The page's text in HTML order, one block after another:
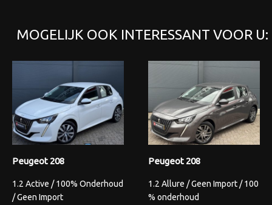
MOGELIJK OOK INTERESSANT VOOR U:
Peugeot 208
1.2 Active / 100% Onderhoud
/ Geen Import
Peugeot 208
1.2 Allure / Geen Import / 100
% onderhoud